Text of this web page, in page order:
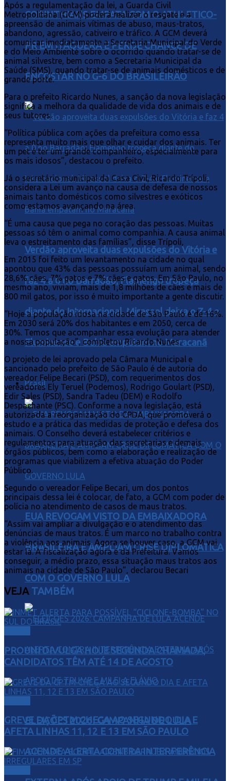
CORINTHIANS EMPATA COM O ATHLETICO-
PR EM ITAQUERA E PERDE CHANCE DE
ENCOSTAR NO G-6 DO BRASILEIRÃO
Verdão aproveita duas expulsões do Vitória e
faz 4 a 0 no Barradão; Flamengo tropeça
diante do Internacional, Mirassol deixa o Z-4 e
Fluminense e Bahia empatam no Maracanã
Brasil
EUA REVOGAM VISTO DA EMBAIXADORA
BRASILEIRA E AMPLIAM CRISE DIPLOMÁTICA
COM O GOVERNO LULA
ELEIÇÕES 2026: CAMPANHA DE LULA
ACENDE ALERTA CONTRA INTERFERÊNCIA
Após a regulamentação da lei, a Guarda Civil
Metropolitana (GCM) poderá realizar o resgate e a
apreensão de animais vítimas de abuso, maus-tratos,
abandono, agressão, cativeiro e tráfico. A GCM deverá
comunicar imediatamente a Secretaria Municipal do Verde
e do Meio Ambiente sobre o ocorrido quando tratar-se de
animal silvestre, bem como a Secretaria Municipal da
Saúde (SMS), quando tratar-se de animais domésticos e de
grande porte.
Para o prefeito Ricardo Nunes, a sanção da nova legislação
significa a melhora da qualidade de vida dos animais e de
seus tutores.
“Política pública com ações da prefeitura como essa
representa muito mais que olhar e cuidar dos animais. Ter
um pet é ter um grande companheiro, especialmente para
os mais idosos”, destacou o prefeito.
Já o secretário municipal da Casa Civil, Ricardo Trípoli,
considera a Lei um avanço na causa de defesa de nossos
animais tanto domésticos como silvestres e exóticos
como estamos avançando na área.
“É uma causa que pega no coração das pessoas. Muitas
pessoas só têm o animal como companhia. A causa animal
leva o estreitamento das famílias”, disse Trípoli,
Em 2015 foi feito um levantamento na cidade no qual
apontou que 43% das pessoas possuíam um animal, sendo
28,6% cães, 7% gatos e 7% cães e gatos. Em São Paulo, no
mesmo ano, viviam, mais de 1,8 milhões de cães e mais de
800 mil gatos, por isso é muito importante a gente discutir.
“Hoje a população idosa na cidade de São Paulo é de 16%.
Em 2030 será 20% dos habitantes e em 2050, cerca de
30%. Temos que acompanhar essa evolução para atender
a nossa população”, completou Ricardo Nunes.
O projeto de lei aprovado pela Câmara Municipal e
sancionado pelo prefeito de São Paulo é de autoria do
vereador Felipe Becari (PSD), com requerimentos dos
vereadores Ely Teruel (Podemos), Rodrigo Goulart (PSD),
Edir Sales (PSD), Sandra Tadeu (DEM) e Rodolfo
Despachante (PSC). Conforme a nova legislação, está
autorizada a reorganização do CPDA, que promoverá o
estudo e a prática das medidas de proteção e defesa dos
animais. O Conselho deverá estabelecer critérios e
regulamentos para atuação das secretarias e demais
órgãos públicos, bem como a elaboração e realização de
programas que viabilizem a efetiva atuação do Poder
Público.
Segundo o vereador Felipe Becari, um dos pontos
principais dessa lei é colocar, de fato, a GCM com poder de
polícia no atendimento de casos de maus tratos.
“Assim vai ampliar a divulgação e o atendimento das
denúncias de maus tratos. É um marco no trabalho contra
a violência aos animais. Agora se houver caso, a GCM vai
estar lá. A fiscalização agora é da Prefeitura. Vamos
conseguir, a médio prazo, essa situação maus tratos aos
animais na cidade de São Paulo”, declarou Becari
VEJATAMBÉM
PROUNI DIVULGA HOJE SEGUNDA CHAMADA;
CANDIDATOS TÊM ATÉ 14 DE AGOSTO
GREVE DA CPTM CHEGA AO SEGUNDO DIA E
AFETA LINHAS 11, 12 E 13 EM SÃO PAULO